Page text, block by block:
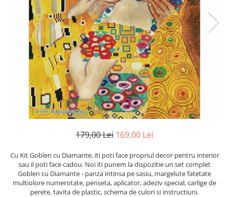
179,00 Lei 169,00 Lei
Cu Kit Goblen cu Diamante, iti poti face propriul decor pentru interior
sau il poti face cadou. Noi iti punem la dispozitie un set complet
Goblen cu Diamante - panza intinsa pe sasiu, margelute fatetate
multiolore numerotate, penseta, aplicator, adeziv special, carlige de
perete, tavita de plastic, schema de culori si instructiuni.